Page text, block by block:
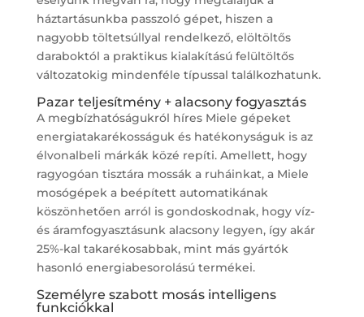
háztartásunkba passzoló gépet, hiszen a
nagyobb töltetsúllyal rendelkező, elöltöltős
daraboktól a praktikus kialakítású felültöltős
változatokig mindenféle típussal találkozhatunk.
Pazar teljesítmény + alacsony fogyasztás
A megbízhatóságukról híres Miele gépeket
energiatakarékosságuk és hatékonyságuk is az
élvonalbeli márkák közé repíti. Amellett, hogy
ragyogóan tisztára mossák a ruháinkat, a Miele
mosógépek a beépített automatikának
köszönhetően arról is gondoskodnak, hogy víz-
és áramfogyasztásunk alacsony legyen, így akár
25%-kal takarékosabbak, mint más gyártók
hasonló energiabesorolású termékei.
Személyre szabott mosás intelligens
funkciókkal